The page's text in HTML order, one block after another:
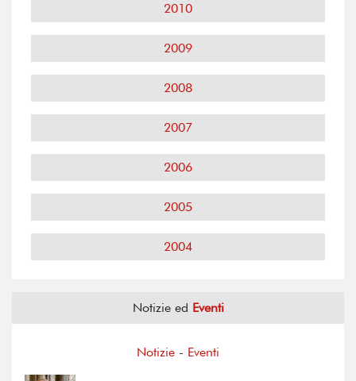
2010
2009
2008
2007
2006
2005
2004
Notizie ed Eventi
Notizie - Eventi